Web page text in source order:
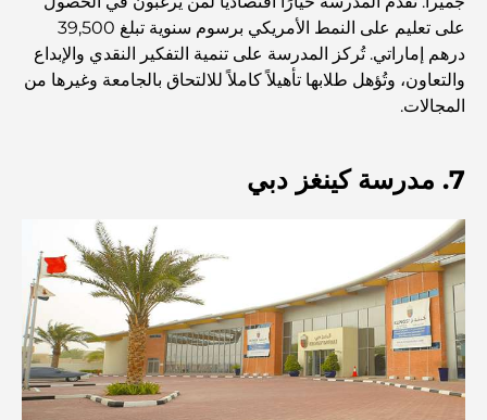
أغلى دولة في العالم: تصنيف عالمي لتكاليف المعيشة
دليل صالات الرياضة في داماك هيلز: أفضل خيارات اللياقة
أفضل مراكز التسوق في دبي للتسوق والترفيه
أنشطة يمكنك القيام بها في مركز دبي المالي العالمي:
استكشف أكثر مناطق دبي حيوية
بطاقات الائتمان في الإمارات العربية المتحدة: دليل شامل
للإنفاق الذكي
مستشفى في مركز دبي المالي العالمي: رعاية طبية عالمية
على تعليم على النمط الأمريكي برسوم سنوية تبلغ 39,500
درهم إماراتي. تُركز المدرسة على تنمية التفكير النقدي والإبداع
والتعاون، وتُؤهل طلابها تأهيلاً كاملاً للالتحاق بالجامعة وغيرها من
المجالات.
7. مدرسة كينغز دبي